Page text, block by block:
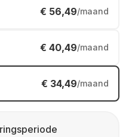
€ 56,49/maand
€ 40,49/maand
€ 34,49/maand